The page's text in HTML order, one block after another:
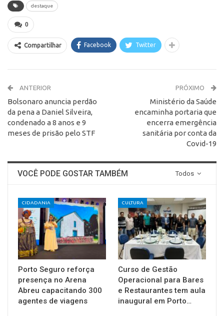
destaque
0
Compartilhar Facebook Twitter
ANTERIOR
Bolsonaro anuncia perdão
da pena a Daniel Silveira,
condenado a 8 anos e 9
meses de prisão pelo STF
PRÓXIMO
Ministério da Saúde
encaminha portaria que
encerra emergência
sanitária por conta da
Covid-19
Todos
VOCÊ PODE GOSTAR TAMBÉM
CIDADANIA
Porto Seguro reforça
presença no Arena
Abreu capacitando 300
agentes de viagens
CULTURA
Curso de Gestão
Operacional para Bares
e Restaurantes tem aula
inaugural em Porto…